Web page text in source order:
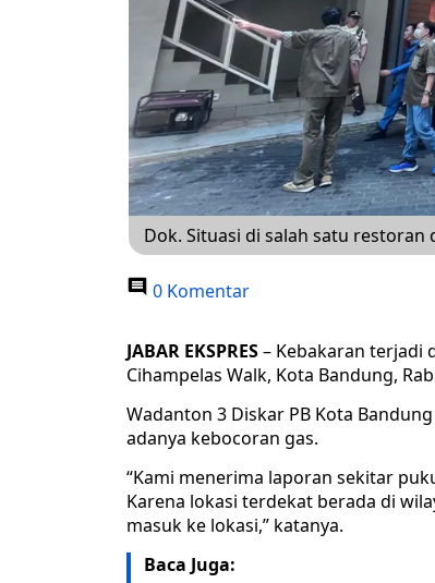
Dok. Situasi di salah satu restoran
0 Komentar
JABAR EKSPRES– Kebakaran terjadi
Cihampelas Walk, Kota Bandung,
Wadanton 3 Diskar PB Kota
adanya kebocoran gas.
“Kami menerima laporan sekitar
Karena lokasi terdekat berada di
masuk ke lokasi,” katanya.
Baca Juga: